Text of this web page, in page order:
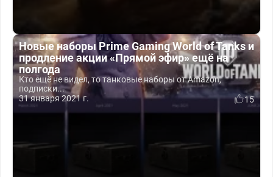
Новые наборы Prime Gaming World of Tanks и
продление акции «Прямой эфир» ещё на
полгода
Кто ещё не видел, то танковые наборы от Amazon,
подписки...
31 января 2021 г.
15